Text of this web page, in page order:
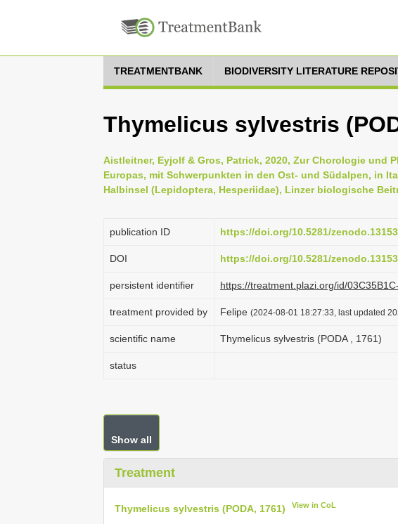
TREATMENTBANK BIODIVERSITY LITERATURE
Thymelicus sylvestris
Aistleitner, Eyjolf & Gros, Patrick, 2020, Zur Chorologie und
Europas, mit Schwerpunkten in den Ost- und Südalpen, in
Halbinsel (Lepidoptera, Hesperiidae), Linzer biologische
publication ID https://doi.org/10.5281/
DOI https://doi.org/10.5281/
persistent identifier https://treatment.plazi.org/id/
treatment provided by Felipe (2024-08-01 18:27:33, last updated
scientific name Thymelicus sylvestris (PODA , 1761)
status
Show all
Treatment
Thymelicus sylvestris (PODA, 1761) View in CoL